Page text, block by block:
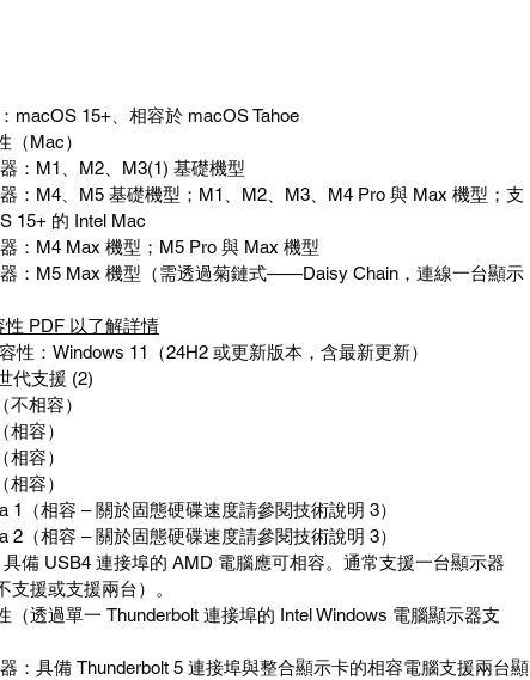
： macOS 15+ 、相容於 macOS Tahoe
（Mac）
： M1 M2 M3(1) 基礎機型
： M4 M5 基礎機型； M1 M2 M3 M4 Pro 與 Max 機型；支
15+ 的 Intel Mac
： M4 Max 機型； M5 Pro 與 Max 機型
： M5 Max 機型（需透過菊鏈式——Daisy Chain ，連線一台顯示
性 PDF 以了解詳情
性 ： Windows 11 （24H2 或更新版本，含最新更新）
代支援 (2)
不相容）
相容）
相容）
相容）
1
（相容 – 關於固態硬碟速度請參閱技術說明 3）
2 （相容 – 關於固態硬碟速度請參閱技術說明 3）
具備 USB4 連接埠的 AMD 電腦應可相容。通常支援一台顯示器
支援或支援兩台）。
（透過單一 Thunderbolt 連接埠的 Intel Windows 電腦顯示器支
：具備 Thunderbolt 5 連接埠與整合顯示卡的相容電腦支援兩台顯